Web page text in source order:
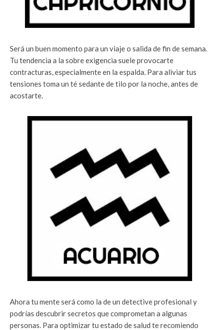
Será un buen momento para un viaje o salida de fin de semana.
Tu tendencia a la sobre exigencia suele provocarte
contracturas, especialmente en la espalda. Para aliviar tus
tensiones toma un té sedante de tilo por la noche, antes de
acostarte.
Ahora tu mente será como la de un detective profesional y
podrías descubrir secretos que comprometan a algunas
personas. Para optimizar tu estado de salud te recomiendo